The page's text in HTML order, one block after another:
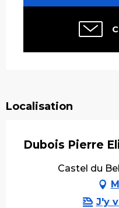
Localisation
Dubois Pierre
Castel du
J'y